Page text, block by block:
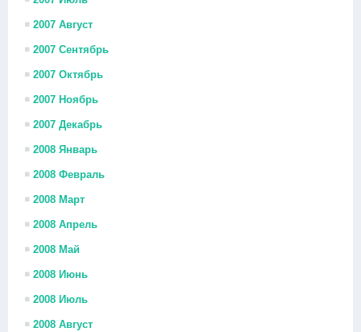
2007 Август
2007 Сентябрь
2007 Октябрь
2007 Ноябрь
2007 Декабрь
2008 Январь
2008 Февраль
2008 Март
2008 Апрель
2008 Май
2008 Июнь
2008 Июль
2008 Август